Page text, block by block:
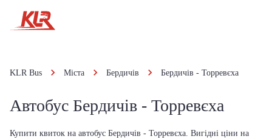
KLR Bus Міста Бердичів Бердичів - Торревєха
Автобус Бердичів - Торревєха
Купити квиток на автобус Бердичів - Торревєха. Вигідні ціни на